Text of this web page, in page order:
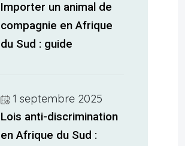
Importer un animal de
compagnie en Afrique
du Sud : guide
1 septembre 2025
Lois anti-discrimination
en Afrique du Sud :